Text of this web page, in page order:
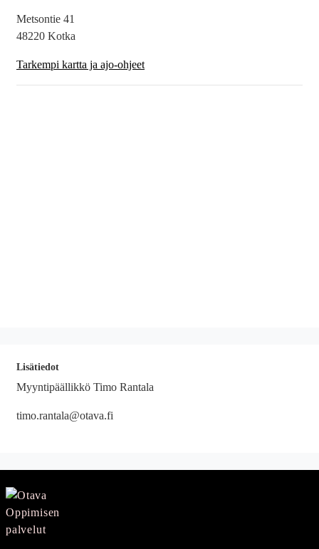
Metsontie 41
48220 Kotka
Tarkempi kartta ja ajo-ohjeet
Lisätiedot
Myyntipäällikkö Timo Rantala
timo.rantala@otava.fi